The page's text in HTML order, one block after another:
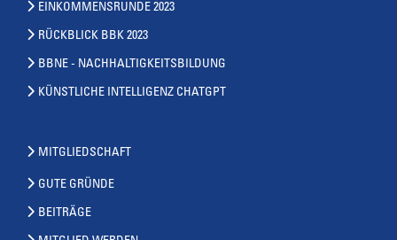
EINKOMMENSRUNDE 2023
RÜCKBLICK BBK 2023
BBNE - NACHHALTIGKEITSBILDUNG
KÜNSTLICHE INTELLIGENZ CHATGPT
MITGLIEDSCHAFT
GUTE GRÜNDE
BEITRÄGE